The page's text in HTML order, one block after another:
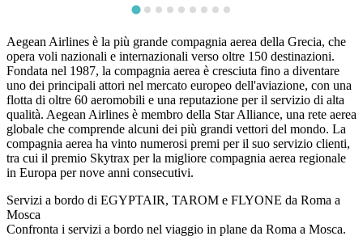
Aegean Airlines è la più grande compagnia aerea della Grecia, che
opera voli nazionali e internazionali verso oltre 150 destinazioni.
Fondata nel 1987, la compagnia aerea è cresciuta fino a diventare
uno dei principali attori nel mercato europeo dell'aviazione, con una
flotta di oltre 60 aeromobili e una reputazione per il servizio di alta
qualità. Aegean Airlines è membro della Star Alliance, una rete aerea
globale che comprende alcuni dei più grandi vettori del mondo. La
compagnia aerea ha vinto numerosi premi per il suo servizio clienti,
tra cui il premio Skytrax per la migliore compagnia aerea regionale
in Europa per nove anni consecutivi.
Servizi a bordo di EGYPTAIR, TAROM e FLYONE da Roma a
Mosca
Confronta i servizi a bordo nel viaggio in plane da Roma a Mosca.